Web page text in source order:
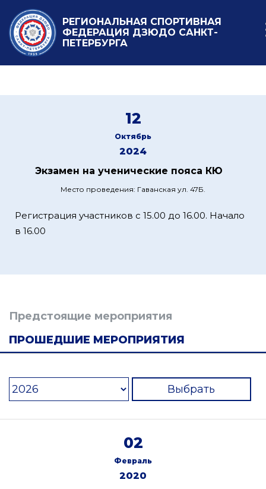
РЕГИОНАЛЬНАЯ СПОРТИВНАЯ
ФЕДЕРАЦИЯ ДЗЮДО САНКТ-
ПЕТЕРБУРГА
12
Октябрь
2024
Экзамен на ученические пояса КЮ
Место проведения: Гаванская ул. 47Б.
Регистрация участников с 15.00 до 16.00. Начало
в 16.00
Предстоящие мероприятия
ПРОШЕДШИЕ МЕРОПРИЯТИЯ
Выбрать
02
Февраль
2020